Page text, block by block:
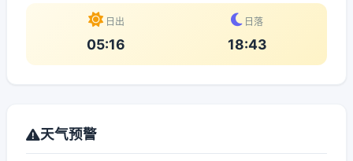
日出
05:16
日落
18:43
天气预警